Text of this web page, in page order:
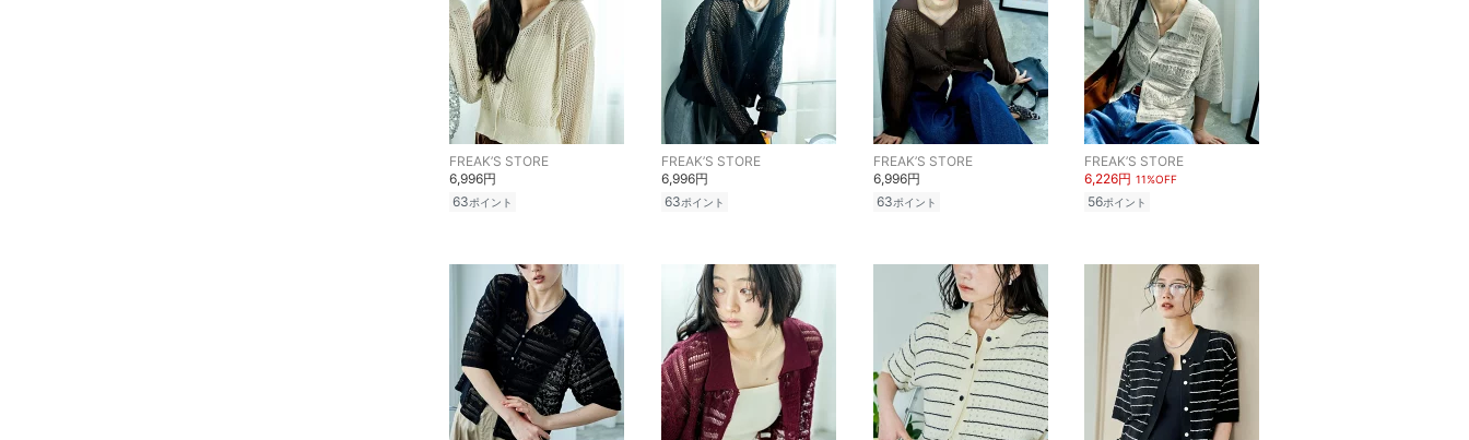
FREAK’S STORE
6,996円
63ポイント
FREAK’S STORE
6,996円
63ポイント
FREAK’S STORE
6,996円
63ポイント
FREAK’S STORE
6,226円 11%OFF
56ポイント